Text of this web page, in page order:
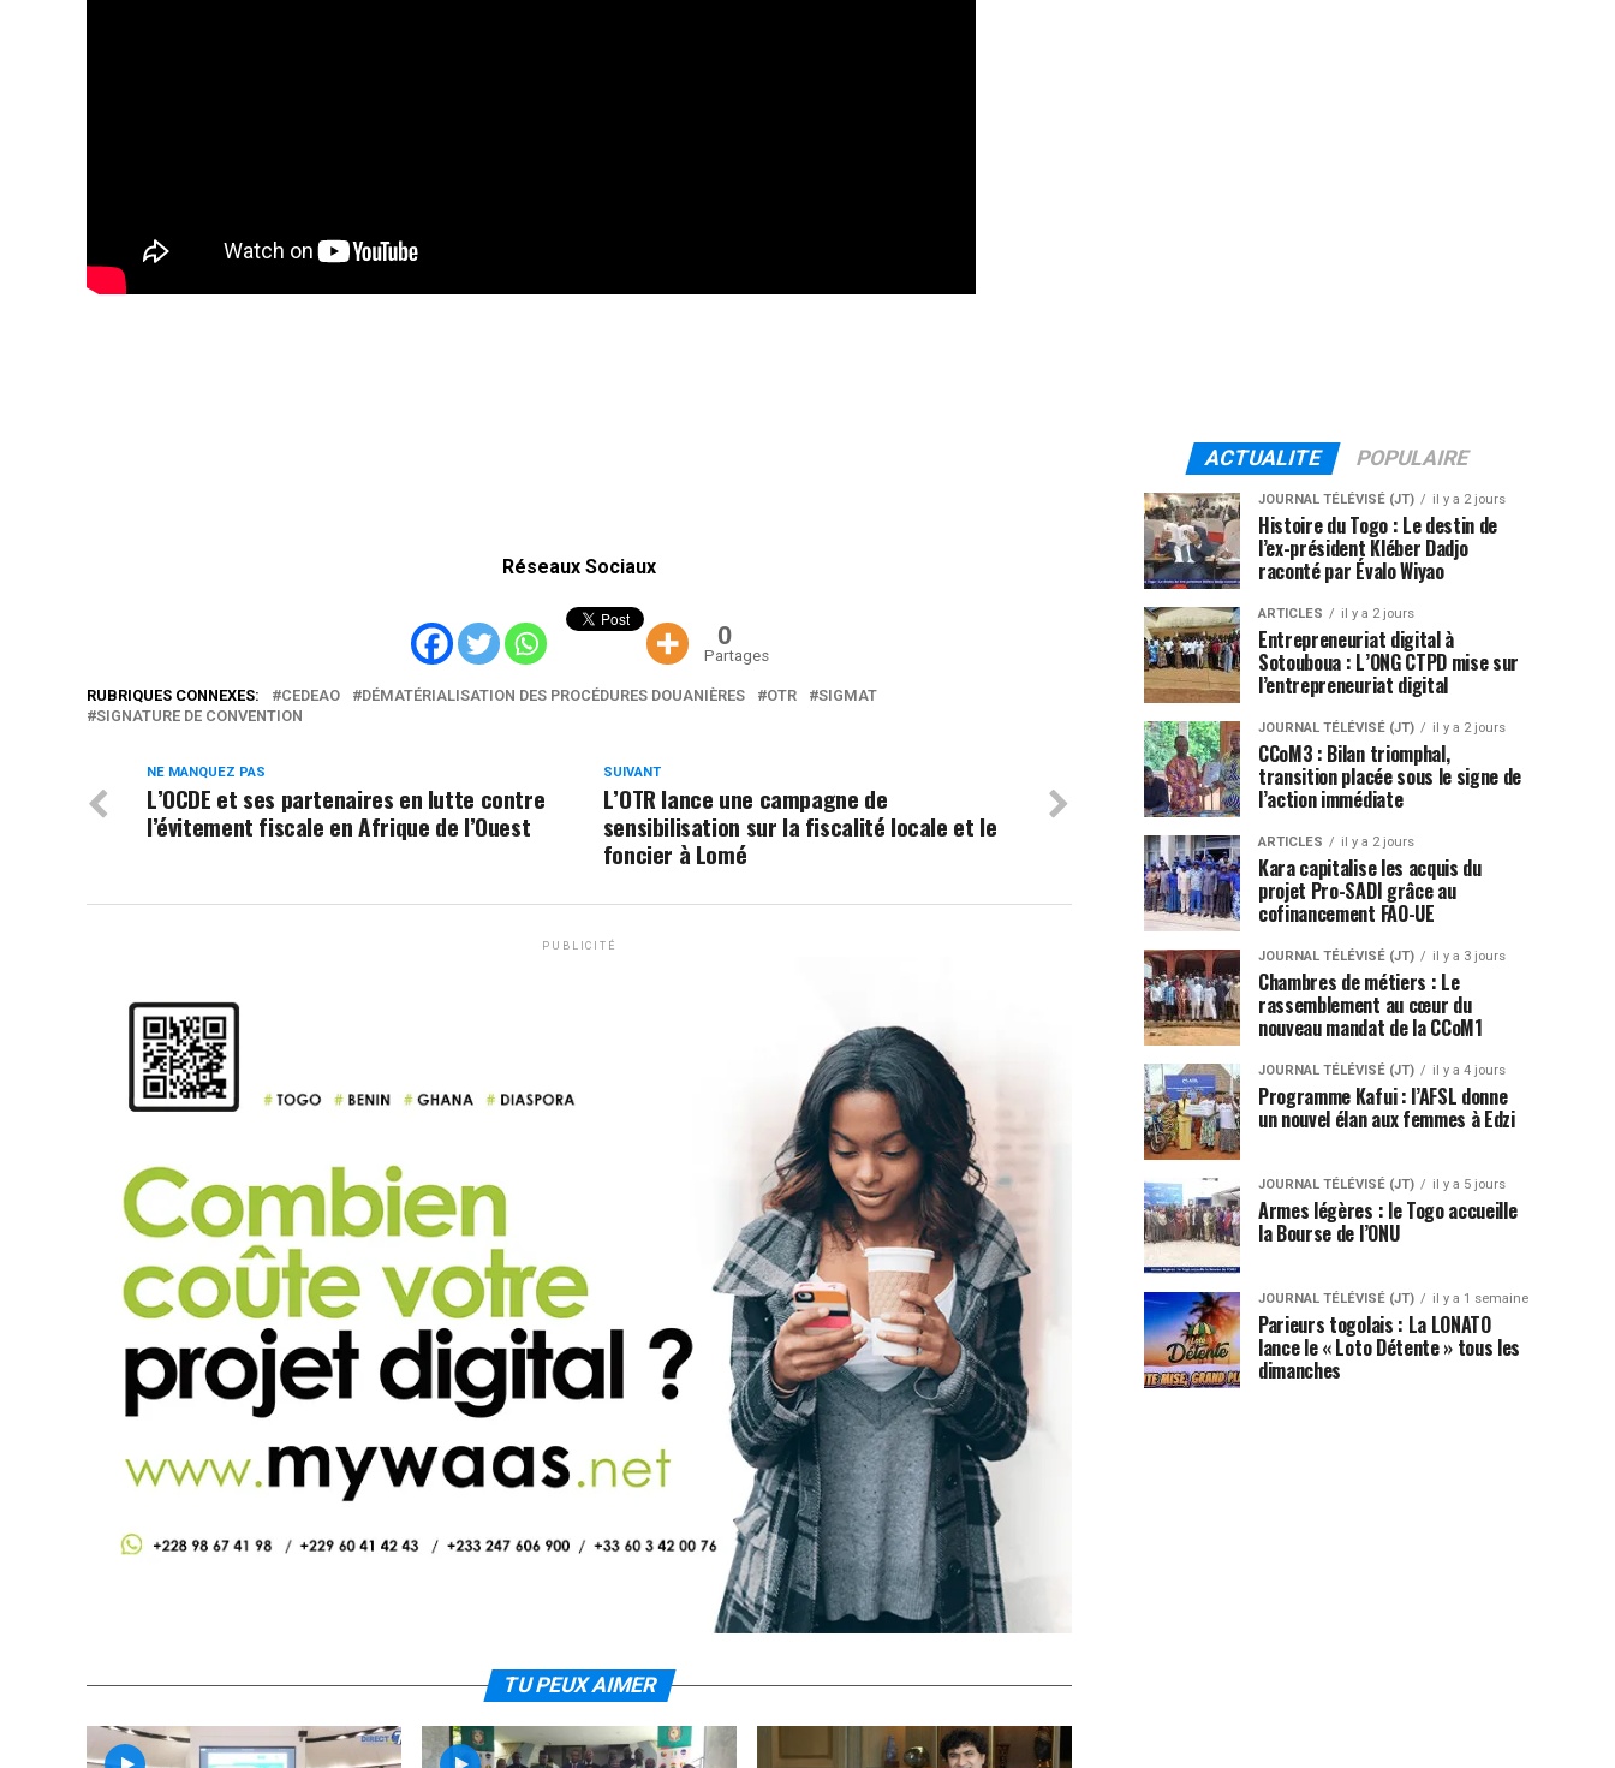
Réseaux Sociaux
0
Partages
RUBRIQUES CONNEXES: CEDEAO DÉMATÉRIALISATION DES PROCÉDURES DOUANIÈRES OTR
SIGMAT
SIGNATURE DE CONVENTION
SUIVANT
L’OTR lance une campagne de
sensibilisation sur la fiscalité locale et le
foncier à Lomé
NE MANQUEZ PAS
L’OCDE et ses partenaires en lutte contre
l’évitement fiscale en Afrique de l’Ouest
PUBLICITÉ
TU PEUX AIMER
ACTUALITE POPULAIRE
JOURNAL TÉLÉVISÉ (JT) il y a 2 jours
Histoire du Togo : Le destin de
l’ex-président Kléber Dadjo
raconté par Évalo Wiyao
ARTICLES il y a 2 jours
Entrepreneuriat digital à
Sotouboua : L’ONG CTPD mise sur
l’entrepreneuriat digital
JOURNAL TÉLÉVISÉ (JT) il y a 2 jours
CCoM3 : Bilan triomphal,
transition placée sous le signe de
l’action immédiate
ARTICLES il y a 2 jours
Kara capitalise les acquis du
projet Pro-SADI grâce au
cofinancement FAO-UE
JOURNAL TÉLÉVISÉ (JT) il y a 3 jours
Chambres de métiers : Le
rassemblement au cœur du
nouveau mandat de la CCoM1
JOURNAL TÉLÉVISÉ (JT) il y a 4 jours
Programme Kafui : l’AFSL donne
un nouvel élan aux femmes à Edzi
JOURNAL TÉLÉVISÉ (JT) il y a 5 jours
Armes légères : le Togo accueille
la Bourse de l’ONU
JOURNAL TÉLÉVISÉ (JT) il y a 1 semaine
Parieurs togolais : La LONATO
lance le « Loto Détente » tous les
dimanches